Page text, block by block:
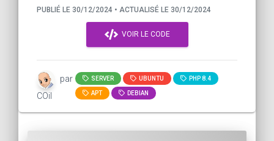
PUBLIÉ LE 30/12/2024 • ACTUALISÉ LE 30/12/2024
VOIR LE CODE
par
COil
SERVER UBUNTU PHP 8.4
APT DEBIAN